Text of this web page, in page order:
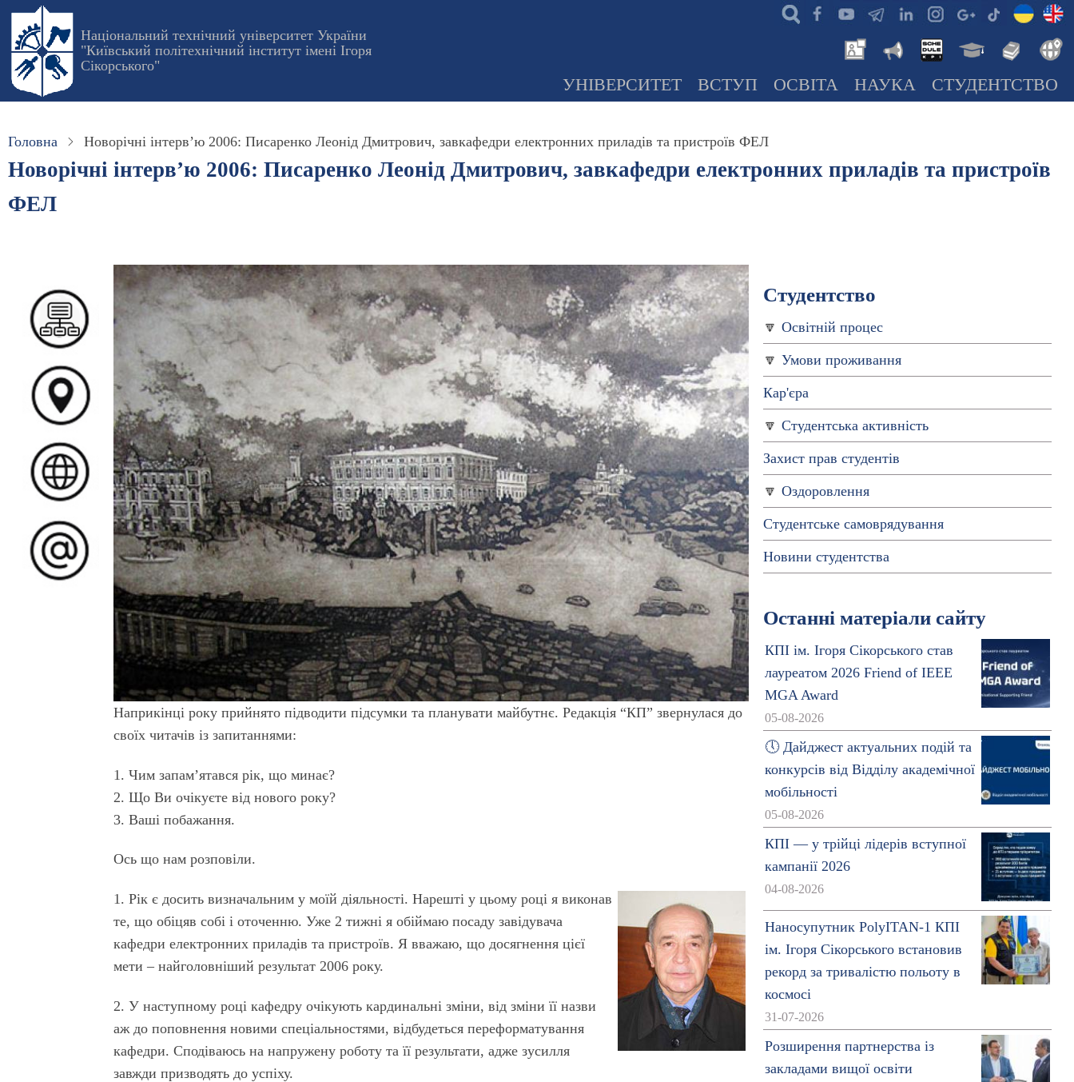
Перейти
основного
вмісту
Національний технічний університет України
"Київський політехнічний інститут імені Ігоря
Сікорського"
УНІВЕРСИТЕТ ВСТУП ОСВІТА НАУКА СТУДЕНТСТВО
Головна Новорічні інтерв’ю 2006: Писаренко Леонід Дмитрович, завкафедри електронних приладів та пристроїв ФЕЛ
Новорічні інтерв’ю 2006: Писаренко Леонід Дмитрович, завкафедри електронних приладів та пристроїв
ФЕЛ
Наприкінці року прийнято підводити підсумки та планувати майбутнє. Редакція “КП” звернулася до
своїх читачів із запитаннями:
1. Чим запам’ятався рік, що минає?
2. Що Ви очікуєте від нового року?
3. Ваші побажання.
Ось що нам розповіли.
1. Рік є досить визначальним у моїй діяльності. Нарешті у цьому році я виконав
те, що обіцяв собі і оточенню. Уже 2 тижні я обіймаю посаду завідувача
кафедри електронних приладів та пристроїв. Я вважаю, що досягнення цієї
мети – найголовніший результат 2006 року.
2. У наступному році кафедру очікують кардинальні зміни, від зміни її назви
аж до поповнення новими спеціальностями, відбудеться переформатування
кафедри. Сподіваюсь на напружену роботу та її результати, адже зусилля
завжди призводять до успіху.
Студентство
Освітній процес
Умови проживання
Кар'єра
Студентська активність
Захист прав студентів
Оздоровлення
Студентське самоврядування
Новини студентства
Останні матеріали сайту
КПІ ім. Ігоря Сікорського став
лауреатом 2026 Friend of IEEE
MGA Award
05-08-2026
🕔 Дайджест актуальних подій та
конкурсів від Відділу академічної
мобільності
05-08-2026
КПІ — у трійці лідерів вступної
кампанії 2026
04-08-2026
Наносупутник PolyITAN-1 КПІ
ім. Ігоря Сікорського встановив
рекорд за тривалістю польоту в
космосі
31-07-2026
Розширення партнерства із
закладами вищої освіти